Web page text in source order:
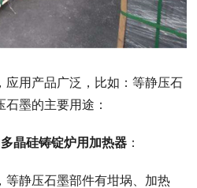
应用产品广泛，比如：等静压石
墨的主要用途：
多晶硅铸锭炉用加热器：
等静压石墨部件有坩埚、加热